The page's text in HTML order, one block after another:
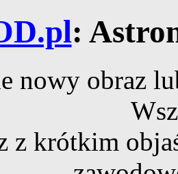
:
nowy obraz
z krótkim